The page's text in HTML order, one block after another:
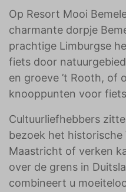
Op Resort Mooi
charmante dorpje
prachtige Limburgse
fiets door
en groeve ’t Rooth, of
knooppunten voor
Cultuurliefhebbers
bezoek het
Maastricht of verken
over de grens in
combineert u